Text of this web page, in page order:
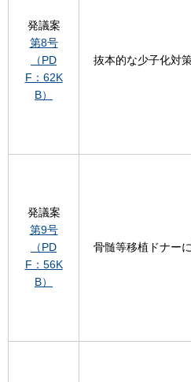
発議案
第8号
（PD
F：62K
B）
抜本的な少子化対
発議案
第9号
（PD
F：56K
B）
骨髄等移植ドナー